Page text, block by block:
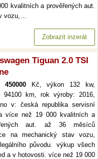
kvalitních a prověřených aut.
vozu,…
Zobrazit inzerát
Tiguan 2.0 TSI
450000Kč, výkon 132 kw,
94100 km, rok výroby: 2016,
v: česká republika servisní
více než 19 000 kvalitních a
aut. až 36 měsíců
na mechanický stav vozu,
původu. výkup všech
a v hotovosti. více než 19 000